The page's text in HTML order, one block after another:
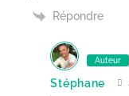
Répondre
Auteur
Stéphane